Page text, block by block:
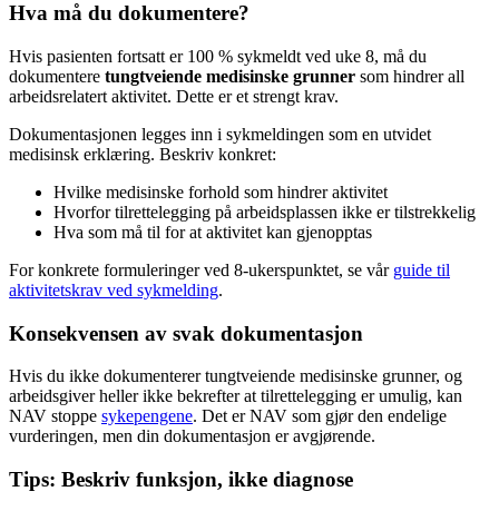
Hva må du dokumentere?
Hvis pasienten fortsatt er 100 % sykmeldt ved uke 8, må du
dokumentere tungtveiende medisinske grunner som hindrer all
arbeidsrelatert aktivitet. Dette er et strengt krav.
Dokumentasjonen legges inn i sykmeldingen som en utvidet
medisinsk erklæring. Beskriv konkret:
Hvilke medisinske forhold som hindrer aktivitet
Hvorfor tilrettelegging på arbeidsplassen ikke er tilstrekkelig
Hva som må til for at aktivitet kan gjenopptas
For konkrete formuleringer ved 8-ukerspunktet, se vår guide til
aktivitetskrav ved sykmelding.
Konsekvensen av svak dokumentasjon
Hvis du ikke dokumenterer tungtveiende medisinske grunner, og
arbeidsgiver heller ikke bekrefter at tilrettelegging er umulig, kan
NAV stoppe sykepengene. Det er NAV som gjør den endelige
vurderingen, men din dokumentasjon er avgjørende.
Tips: Beskriv funksjon, ikke diagnose